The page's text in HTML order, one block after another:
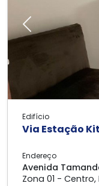
Previous
Edifício
Via Estação
Endereço
Avenida
Zona 01 - Centro,